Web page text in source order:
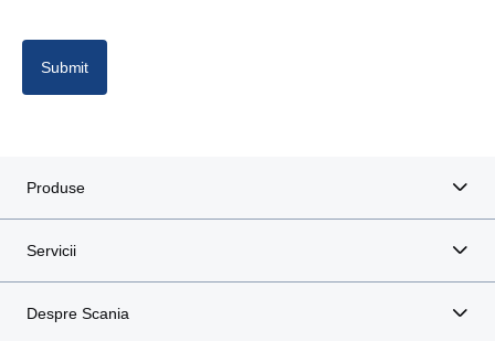
Submit
Produse
Servicii
Despre Scania